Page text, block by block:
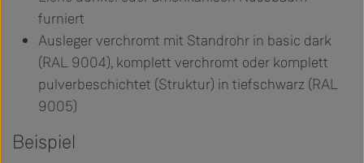
furniert
Ausleger verchromt mit Standrohr in basic dark
(RAL 9004), komplett verchromt oder komplett
pulverbeschichtet (Struktur) in tiefschwarz (RAL
9005)
Beispiel